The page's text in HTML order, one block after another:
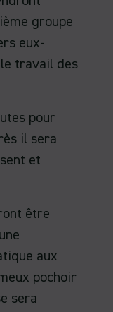
groupe
eux-
travail des
pour
il sera
et
être
aux
pochoir
sera